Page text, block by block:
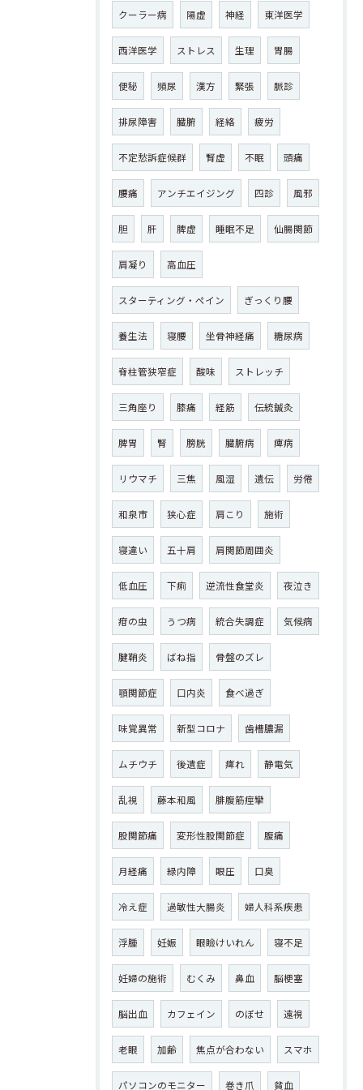
クーラー病 陽虚 神経 東洋医学
西洋医学 ストレス 生理 胃腸
便秘 頻尿 漢方 緊張 脈診
排尿障害 臓腑 経絡 疲労
不定愁訴症候群 腎虚 不眠 頭痛
腰痛 アンチエイジング 四診 風邪
胆 肝 脾虚 睡眠不足 仙腸関節
肩凝り 高血圧
スターティング・ペイン ぎっくり腰
養生法 寝腰 坐骨神経痛 糖尿病
脊柱管狭窄症 酸味 ストレッチ
三角座り 膝痛 経筋 伝統鍼灸
脾胃 腎 膀胱 臓腑病 痺病
リウマチ 三焦 風湿 遺伝 労倦
和泉市 狭心症 肩こり 施術
寝違い 五十肩 肩関節周囲炎
低血圧 下痢 逆流性食堂炎 夜泣き
疳の虫 うつ病 統合失調症 気候病
腱鞘炎 ばね指 骨盤のズレ
顎関節症 口内炎 食べ過ぎ
味覚異常 新型コロナ 歯槽膿漏
ムチウチ 後遺症 痺れ 静電気
乱視 藤本和風 腓腹筋痙攣
股関節痛 変形性股関節症 腹痛
月経痛 緑内障 眼圧 口臭
冷え症 過敏性大腸炎 婦人科系疾患
浮腫 妊娠 眼瞼けいれん 寝不足
妊婦の施術 むくみ 鼻血 脳梗塞
脳出血 カフェイン のぼせ 遠視
老眼 加齢 焦点が合わない スマホ
パソコンのモニター 巻き爪 貧血